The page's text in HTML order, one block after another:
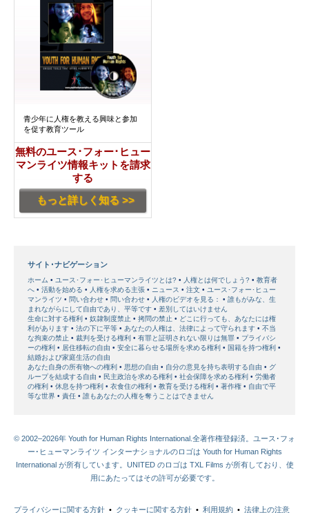
青少年に人権を教える興味と参加
を促す教育ツール
無料のユース･フォー･ヒュー
マンライツ情報キットを請求
する
もっと詳しく知る >>
サイト･ナビゲーション
ホーム ユース･フォー･ヒューマンライツとは? 人権とは何でしょう?
教育者
へ
活動を始める 人権を求める主張 ニュース 注文
ユース･フォー･ヒュー
マンライツ
問い合わせ 問い合わせ 人権のビデオを見る：
誰もがみな、生
まれながらにして自由であり、平等です
差別してはいけません
生命に対する権利
奴隷制度禁止 拷問の禁止
どこに行っても、あなたには権
利があります
法の下に平等 あなたの人権は、法律によって守られます
不当
な拘束の禁止
裁判を受ける権利 有罪と証明されない限りは無罪
プライバシ
ーの権利
居住移転の自由 安全に暮らせる場所を求める権利
国籍を持つ権利
結婚および家庭生活の自由
あなた自身の所有物への権利
思想の自由 自分の意見を持ち表明する自由
グ
ループを結成する自由
民主政治を求める権利 社会保障を求める権利
労働者
の権利
休息を持つ権利 衣食住の権利 教育を受ける権利 著作権
自由で平
等な世界
責任 誰もあなたの人権を奪うことはできません
© 2002–2026年 Youth for Human Rights International.全著作権登録済。ユース･フォ
ー･ヒューマンライツ インターナショナルのロゴは Youth for Human Rights
International が所有しています。UNITED のロゴは TXL Films が所有しており、使
用にあたってはその許可が必要です。
プライバシーに関する方針 • クッキーに関する方針 • 利用規約 • 法律上の注意